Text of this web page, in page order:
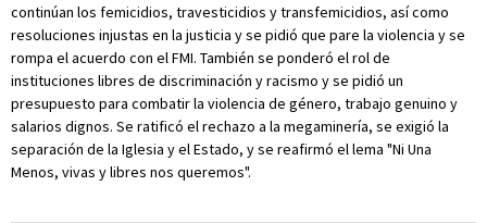
continúan los femicidios, travesticidios y transfemicidios, así como
resoluciones injustas en la justicia y se pidió que pare la violencia y se
rompa el acuerdo con el FMI. También se ponderó el rol de
instituciones libres de discriminación y racismo y se pidió un
presupuesto para combatir la violencia de género, trabajo genuino y
salarios dignos. Se ratificó el rechazo a la megaminería, se exigió la
separación de la Iglesia y el Estado, y se reafirmó el lema "Ni Una
Menos, vivas y libres nos queremos".